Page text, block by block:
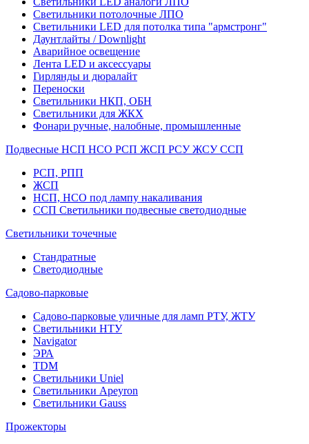
Светильники потолочные ЛПО
Светильники LED для потолка типа "армстронг"
Даунтлайты / Downlight
Аварийное освещение
Лента LED и аксессуары
Гирлянды и дюралайт
Переноски
Светильники НКП, ОБН
Светильники для ЖКХ
Фонари ручные, налобные, промышленные
Подвесные НСП НСО РСП ЖСП РСУ ЖСУ ССП
РСП, РПП
ЖСП
НСП, НСО под лампу накаливания
ССП Светильники подвесные светодиодные
Светильники точечные
Стандратные
Светодиодные
Садово-парковые
Садово-парковые уличные для ламп РТУ, ЖТУ
Светильники НТУ
Navigator
ЭРА
TDM
Светильники Uniel
Светильники Apeyron
Светильники Gauss
Прожекторы